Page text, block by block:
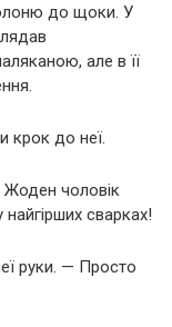
до щоки. У
але в її
крок до неї.
Жоден чоловік
найгірших сварках!
руки. — Просто